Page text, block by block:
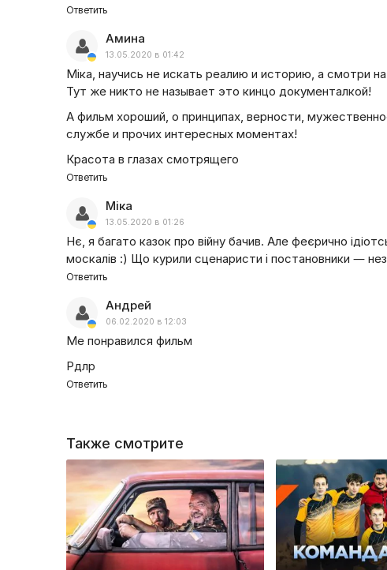
Ответить
Амина
13.05.2020 в 01:42
Мiка, научись не искать реалию и историю, а смотри
Тут же никто не называет это кинцо документалкой!
А фильм хороший, о принципах, верности,
службе и прочих интересных моментах!
Красота в глазах смотрящего
Ответить
Міка
13.05.2020 в 01:26
Нє, я багато казок про війну бачив. Але феєрично
москалів :) Що курили сценаристи і постановники —
Ответить
Андрей
06.02.2020 в 12:03
Ме понравился фильм
Рдлр
Ответить
Также смотрите